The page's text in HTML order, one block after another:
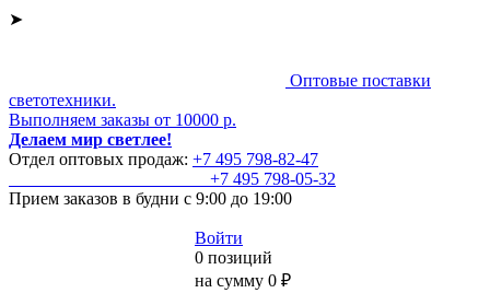
➤
Оптовые поставки
светотехники.
Выполняем заказы от 10000 р.
Делаем мир светлее!
Отдел оптовых продаж: +7 495 798-82-47
+7 495 798-05-32
Прием заказов в будни с 9:00 до 19:00
Войти
0 позиций
на сумму 0 ₽